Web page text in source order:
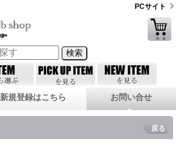
PCサイト
新規登録はこちら お問い合せ
戻る